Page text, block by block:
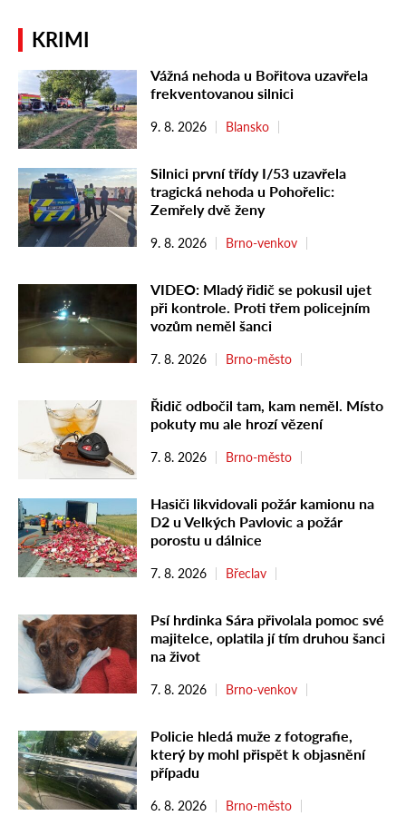
KRIMI
Vážná nehoda u Bořitova uzavřela
frekventovanou silnici
9. 8. 2026 Blansko
Silnici první třídy I/53 uzavřela
tragická nehoda u Pohořelic:
Zemřely dvě ženy
9. 8. 2026 Brno-venkov
VIDEO: Mladý řidič se pokusil ujet
při kontrole. Proti třem policejním
vozům neměl šanci
7. 8. 2026 Brno-město
Řidič odbočil tam, kam neměl. Místo
pokuty mu ale hrozí vězení
7. 8. 2026 Brno-město
Hasiči likvidovali požár kamionu na
D2 u Velkých Pavlovic a požár
porostu u dálnice
7. 8. 2026 Břeclav
Psí hrdinka Sára přivolala pomoc své
majitelce, oplatila jí tím druhou šanci
na život
7. 8. 2026 Brno-venkov
Policie hledá muže z fotografie,
který by mohl přispět k objasnění
případu
6. 8. 2026 Brno-město